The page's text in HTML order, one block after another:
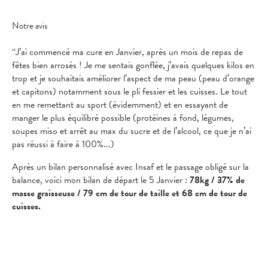
Notre avis
“J’ai commencé ma cure en Janvier, après un mois de repas de
fêtes bien arrosés ! Je me sentais gonflée, j’avais quelques kilos en
trop et je souhaitais améliorer l’aspect de ma peau (peau d’orange
et capitons) notamment sous le pli fessier et les cuisses. Le tout
en me remettant au sport (évidemment) et en essayant de
manger le plus équilibré possible (protéines à fond, légumes,
soupes miso et arrêt au max du sucre et de l’alcool, ce que je n’ai
pas réussi à faire à 100%...)
Après un bilan personnalisé avec Insaf et le passage obligé sur la
balance, voici mon bilan de départ le 5 Janvier : 78kg / 37% de
masse graisseuse / 79 cm de tour de taille et 68 cm de tour de
cuisses.